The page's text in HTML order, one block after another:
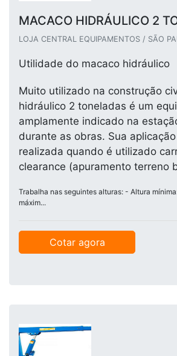
MACACO HIDRÁULICO 2
LOJA CENTRAL EQUIPAMENTOS / SÃO
Utilidade do macaco hidráulico
Muito utilizado na construção
hidráulico 2 toneladas é um
amplamente indicado na
durante as obras. Sua
realizada quando é utilizado
clearance (apuramento terreno
Trabalha nas seguintes alturas: - Altura
máxim...
Cotar agora